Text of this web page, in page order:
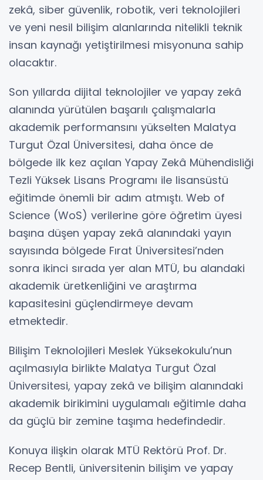
zekâ, siber güvenlik, robotik, veri teknolojileri
ve yeni nesil bilişim alanlarında nitelikli teknik
insan kaynağı yetiştirilmesi misyonuna sahip
olacaktır.
Son yıllarda dijital teknolojiler ve yapay zekâ
alanında yürütülen başarılı çalışmalarla
akademik performansını yükselten Malatya
Turgut Özal Üniversitesi, daha önce de
bölgede ilk kez açılan Yapay Zekâ Mühendisliği
Tezli Yüksek Lisans Programı ile lisansüstü
eğitimde önemli bir adım atmıştı. Web of
Science (WoS) verilerine göre öğretim üyesi
başına düşen yapay zekâ alanındaki yayın
sayısında bölgede Fırat Üniversitesi’nden
sonra ikinci sırada yer alan MTÜ, bu alandaki
akademik üretkenliğini ve araştırma
kapasitesini güçlendirmeye devam
etmektedir.
Bilişim Teknolojileri Meslek Yüksekokulu’nun
açılmasıyla birlikte Malatya Turgut Özal
Üniversitesi, yapay zekâ ve bilişim alanındaki
akademik birikimini uygulamalı eğitimle daha
da güçlü bir zemine taşıma hedefindedir.
Konuya ilişkin olarak MTÜ Rektörü Prof. Dr.
Recep Bentli, üniversitenin bilişim ve yapay